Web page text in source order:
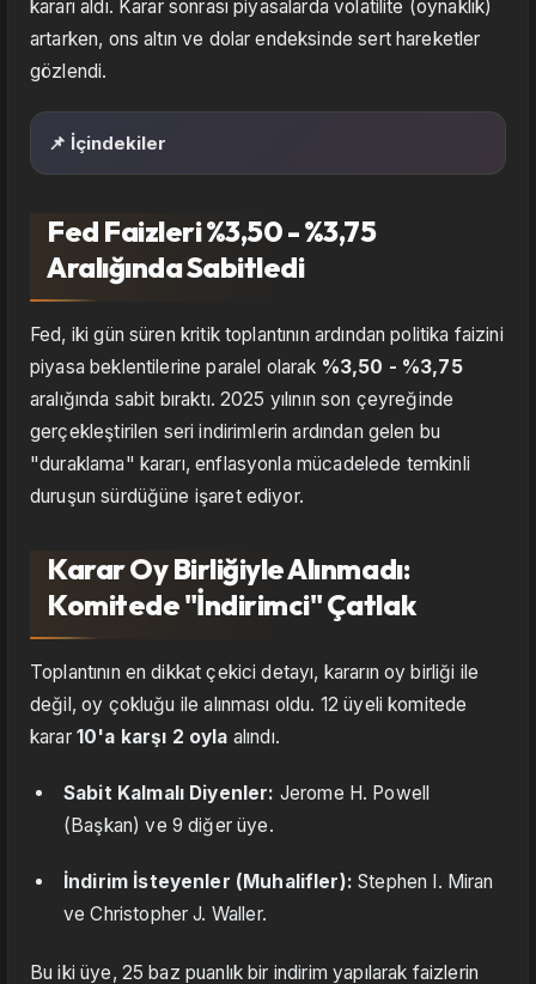
kararı aldı. Karar sonrası piyasalarda volatilite (oynaklık)
artarken, ons altın ve dolar endeksinde sert hareketler
gözlendi.
📌 İçindekiler
Fed Faizleri %3,50 - %3,75
Aralığında Sabitledi
Fed, iki gün süren kritik toplantının ardından politika faizini
piyasa beklentilerine paralel olarak %3,50 - %3,75
aralığında sabit bıraktı. 2025 yılının son çeyreğinde
gerçekleştirilen seri indirimlerin ardından gelen bu
"duraklama" kararı, enflasyonla mücadelede temkinli
duruşun sürdüğüne işaret ediyor.
Karar Oy Birliğiyle Alınmadı:
Komitede "İndirimci" Çatlak
Toplantının en dikkat çekici detayı, kararın oy birliği ile
değil, oy çokluğu ile alınması oldu. 12 üyeli komitede
karar 10'a karşı 2 oyla alındı.
Sabit Kalmalı Diyenler: Jerome H. Powell
(Başkan) ve 9 diğer üye.
İndirim İsteyenler (Muhalifler): Stephen I. Miran
ve Christopher J. Waller.
Bu iki üye, 25 baz puanlık bir indirim yapılarak faizlerin